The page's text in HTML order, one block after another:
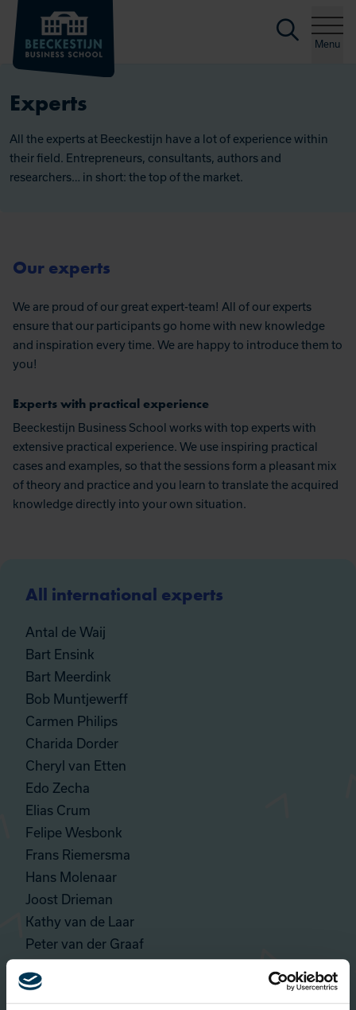
Skip to content
Menu
Experts
All the experts at Beeckestijn have a lot of experience within
their field. Entrepreneurs, consultants, authors and
researchers… in short: the top of the market.
Our experts
We are proud of our great expert-team! All of our experts
ensure that our participants go home with new knowledge
and inspiration every time. We are happy to introduce them to
you!
Experts with practical experience
Beeckestijn Business School works with top experts with
extensive practical experience. We use inspiring practical
cases and examples, so that the sessions form a pleasant mix
of theory and practice and you learn to translate the acquired
knowledge directly into your own situation.
All international experts
Antal de Waij
Bart Ensink
Bart Meerdink
Bob Muntjewerff
Carmen Philips
Charida Dorder
Cheryl van Etten
Edo Zecha
Elias Crum
Felipe Wesbonk
Frans Riemersma
Hans Molenaar
Joost Drieman
Kathy van de Laar
Peter van der Graaf
Rob Prass